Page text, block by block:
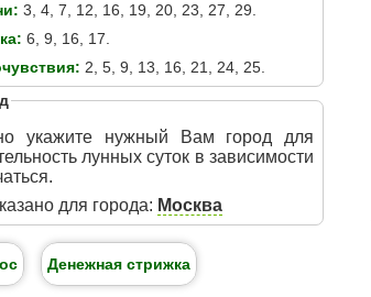
3, 4, 7, 12, 16, 19, 20, 23, 27, 29.
6, 9, 16, 17.
2, 5, 9, 13, 16, 21, 24, 25.
укажите нужный Вам город для
лунных суток в зависимости
для города: Москва
Денежная стрижка